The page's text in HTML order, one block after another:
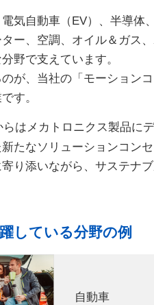
気自動車（EV）、半導体
ー、空調、オイル＆ガス
野で支えています。
が、当社の「モーション
す。
はメカトロニクス製品に
たなソリューションコン
り添いながら、サステナ
している分野の例
自動車